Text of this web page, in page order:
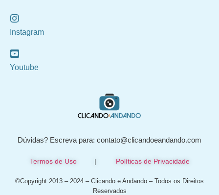
Instagram
Youtube
Dúvidas? Escreva para: contato@clicandoeandando.com
Termos de Uso| Políticas de Privacidade
©Copyright 2013 – 2024 – Clicando e Andando – Todos os Direitos
Reservados